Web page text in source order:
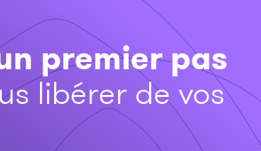
premier pas
libérer de vos